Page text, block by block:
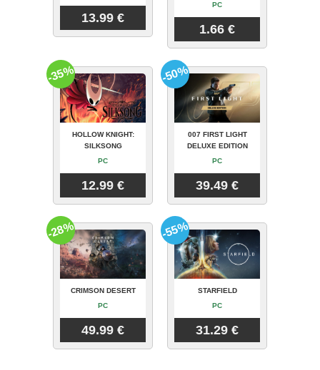
13.99 €
PC
1.66 €
HOLLOW KNIGHT:
SILKSONG
PC
12.99 €
-35%
007 FIRST LIGHT
DELUXE EDITION
PC
39.49 €
-50%
CRIMSON DESERT
PC
49.99 €
-28%
STARFIELD
PC
31.29 €
-55%